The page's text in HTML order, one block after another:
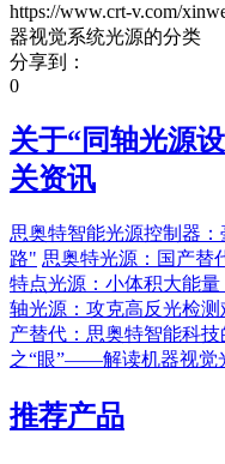
https://www.crt-v.com/
器视觉系统光源的分类
分享到：
0
关于“同轴光源
关资讯
思奥特智能光源控制器
路" 思奥特光源：国产替
特点光源：小体积大能
轴光源：攻克高反光检
产替代：思奥特智能科
之“眼”——解读机器视觉
推荐产品